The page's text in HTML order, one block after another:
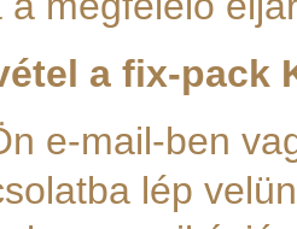
a fix-pack
e-mail-ben
lép